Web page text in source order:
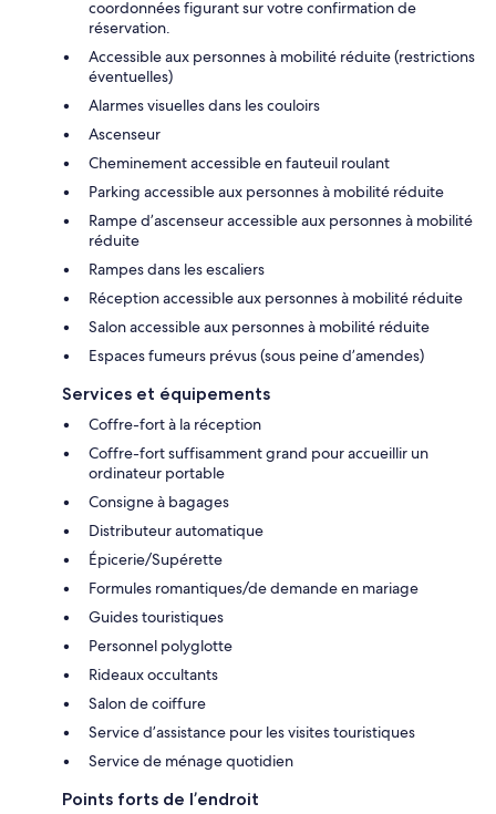
coordonnées figurant sur votre confirmation de
réservation.
Accessible aux personnes à mobilité réduite (restrictions
éventuelles)
Alarmes visuelles dans les couloirs
Ascenseur
Cheminement accessible en fauteuil roulant
Parking accessible aux personnes à mobilité réduite
Rampe d’ascenseur accessible aux personnes à mobilité
réduite
Rampes dans les escaliers
Réception accessible aux personnes à mobilité réduite
Salon accessible aux personnes à mobilité réduite
Espaces fumeurs prévus (sous peine d’amendes)
Services et équipements
Coffre-fort à la réception
Coffre-fort suffisamment grand pour accueillir un
ordinateur portable
Consigne à bagages
Distributeur automatique
Épicerie/Supérette
Formules romantiques/de demande en mariage
Guides touristiques
Personnel polyglotte
Rideaux occultants
Salon de coiffure
Service d’assistance pour les visites touristiques
Service de ménage quotidien
Points forts de l’endroit